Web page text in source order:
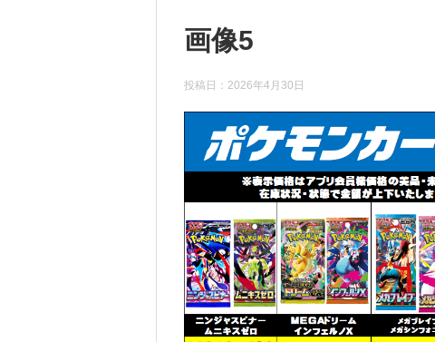
画像5
投稿日： 2026年4月30日